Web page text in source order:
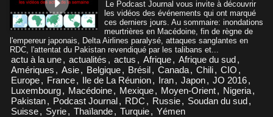
Le Podcast Journal vous invite à découvrir
les vidéos des événements qui ont marqué
ces derniers jours. Au sommaire: inondations
meurtrières en Macédoine, fin de règne de
l'empereur japonais, Delta Airlines paralysé, attaques sanglantes en
RDC, l'attentat du Pakistan revendiqué par les talibans et...
actu à la une, actualités , actus , Afrique, Afrique du sud,
Amériques , Asie, Belgique, Brésil, Canada, Chili, CIO ,
Europe, France, Ile de La Réunion, Iran, Japon, JO 2016,
Luxembourg, Macédoine, Mexique, Moyen-Orient, Nigeria,
Pakistan, Podcast Journal, RDC , Russie, Soudan du sud,
Suisse, Syrie, Thaïlande, Turquie, Yémen